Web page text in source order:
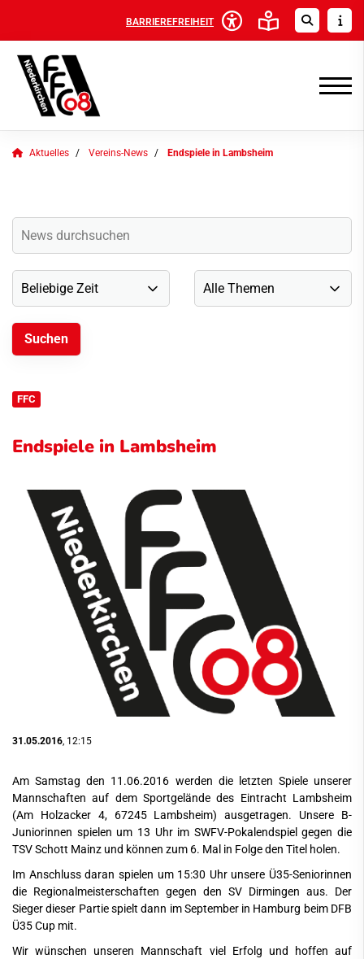
BARRIEREFREIHEIT
Aktuelles Vereins-News Endspiele in Lambsheim
FFC
Endspiele in Lambsheim
31.05.2016 , 12:15
Am Samstag den 11.06.2016 werden die letzten Spiele unserer
Mannschaften auf dem Sportgelände des Eintracht Lambsheim
(Am Holzacker 4, 67245 Lambsheim) ausgetragen. Unsere B-
Juniorinnen spielen um 13 Uhr im SWFV-Pokalendspiel gegen die
TSV Schott Mainz und können zum 6. Mal in Folge den Titel holen.
Im Anschluss daran spielen um 15:30 Uhr unsere Ü35-Seniorinnen
die Regionalmeisterschaften gegen den SV Dirmingen aus. Der
Sieger dieser Partie spielt dann im September in Hamburg beim DFB
Ü35 Cup mit.
Wir wünschen unseren Mannschaft viel Erfolg und hoffen auf